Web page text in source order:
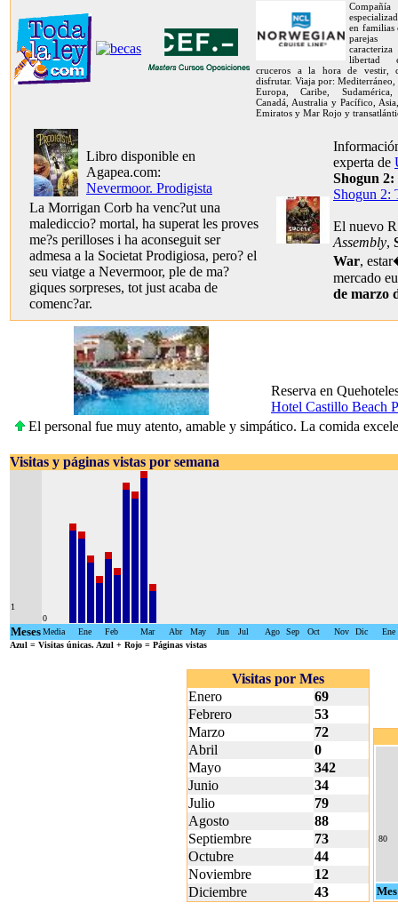
Compañía
en familias
libertad
cruceros a la hora de vestir,
disfrutar. Viaja por: Mediterráneo,
Europa, Caribe, Sudamérica,
Canadá, Australia y Pacífico,
Emiratos y Mar Rojo y
Libro disponible en
Agapea.com:
Nevermoor. Prodigista
La Morrigan Corb ha venc?ut una
malediccio? mortal, ha superat les proves
me?s perilloses i ha aconseguit ser
admesa a la Societat Prodigiosa, pero? el
seu viatge a Nevermoor, ple de ma?
giques sorpreses, tot just acaba de
comenc?ar.
experta de
Shogun
Shogun 2:
El nuevo
Assembly,
War,
mercado
de marzo
Reserva en
Hotel Castillo Beach
El personal fue muy atento, amable y simpático. La comida
Visitas y páginas vistas por semana
1
0
MesesMedia Ene Feb Mar Abr May Jun Jul Ago Sep Oct Nov Dic
Ene
Azul = Visitas únicas. Azul + Rojo = Páginas vistas
Visitas por Mes
Enero
69
Febrero
53
Marzo
72
Abril
0
Mayo
342
Junio
34
Julio
79
Agosto
88
Septiembre
73
Octubre
44
Noviembre
12
Diciembre
43
80
Mes